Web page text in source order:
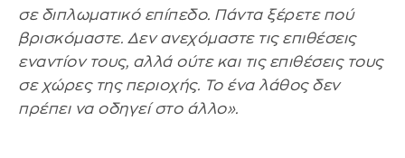
σε διπλωματικό επίπεδο. Πάντα ξέρετε πού
βρισκόμαστε. Δεν ανεχόμαστε τις επιθέσεις
εναντίον τους, αλλά ούτε και τις επιθέσεις τους
σε χώρες της περιοχής. Το ένα λάθος δεν
πρέπει να οδηγεί στο άλλο».